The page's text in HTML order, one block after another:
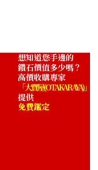
想知道您手邊的
鑽石價值多少嗎？
高價收購專家
「大寶屋 (OTAKARAYA)」
提供
免費鑑定